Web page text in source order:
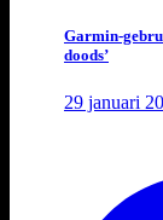
Garmin-
doods’
29 januari